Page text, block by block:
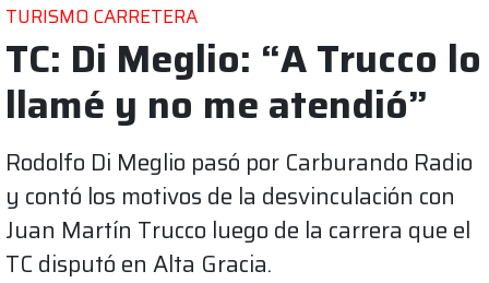
TURISMO CARRETERA
TC: Di Meglio: “A Trucco lo
llamé y no me atendió”
Rodolfo Di Meglio pasó por Carburando Radio
y contó los motivos de la desvinculación con
Juan Martín Trucco luego de la carrera que el
TC disputó en Alta Gracia.